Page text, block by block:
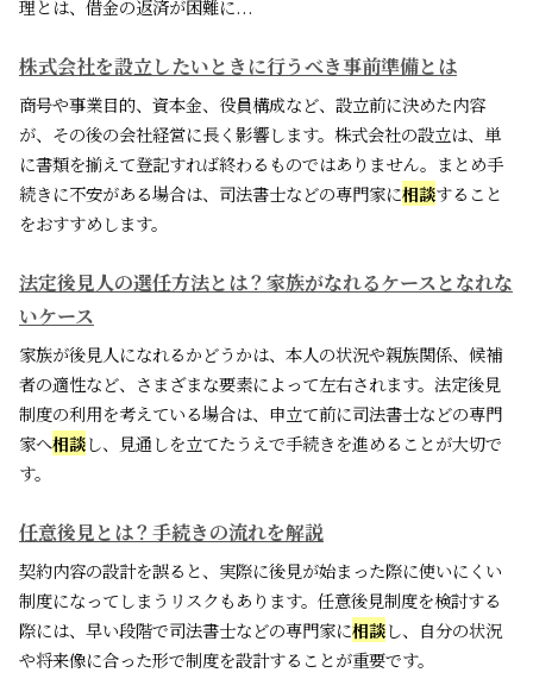
理とは、借金の返済が困難に...
株式会社を設立したいときに行うべき事前準備とは
商号や事業目的、資本金、役員構成など、設立前に決めた内容
が、その後の会社経営に長く影響します。株式会社の設立は、単
に書類を揃えて登記すれば終わるものではありません。まとめ手
続きに不安がある場合は、司法書士などの専門家に相談すること
をおすすめします。
法定後見人の選任方法とは？家族がなれるケースとなれな
いケース
家族が後見人になれるかどうかは、本人の状況や親族関係、候補
者の適性など、さまざまな要素によって左右されます。法定後見
制度の利用を考えている場合は、申立て前に司法書士などの専門
家へ相談し、見通しを立てたうえで手続きを進めることが大切で
す。
任意後見とは？手続きの流れを解説
契約内容の設計を誤ると、実際に後見が始まった際に使いにくい
制度になってしまうリスクもあります。任意後見制度を検討する
際には、早い段階で司法書士などの専門家に相談し、自分の状況
や将来像に合った形で制度を設計することが重要です。